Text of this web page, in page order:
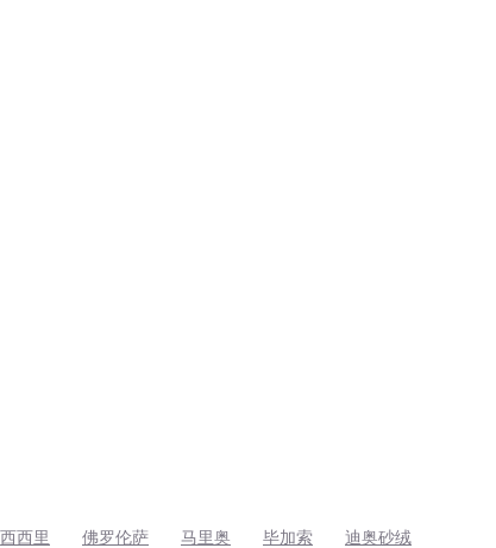
西西里 佛罗伦萨 马里奥 毕加索
迪奥砂绒